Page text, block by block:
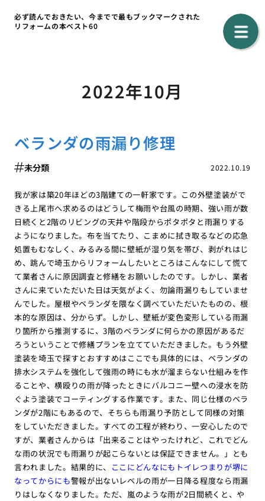
必ず読んでおきたい、今までで最もブックマークされた
リフォームの本ベスト60
2022年10月
ベランダの雨漏り修理
2022.10.19
未分類
我が家は築20年ほどの3階建ての一軒家です。この外壁塗装がで
きる上尾市へ求めるのはどうして梅雨や台風の時期、強い雨が数
日続くと2階のリビングの天井や階段からポタポタと雨漏りする
ようになりました。布を当てたり、こまめに拭き取るなどの応急
処置もむなしく、みるみる間に壁紙が湿り気を帯び、剥がれはじ
め、跳んで埼玉からリフォームしたいところはこんなにして慌て
て業者さんに原因調査と修繕をお願いしたのです。しかし、業者
さんに来ていただいた日は天気がよく、勿論雨漏りもしていませ
んでした。屋根やベランダを隈なく調べていただいたものの、根
本的な原因は、分からず。しかし、壁紙が変色変形している雨漏
り箇所から推測するに、3階のベランダに何らかの原因があるだ
ろうということで修繕プランを立てていただきました。もう外壁
塗装を埼玉で探すとおすすめはここでも具体的には、ベランダの
排水システムを強化して強雨の時にも水が溜まらない仕組みを作
ることや、横殴りの雨が降ったときにバルコニー壁への浸水を防
ぐよう塗装でコーティングする作業です。また、同じ仕様のベラ
ンダが2階にもあるので、そちらも雨漏り予防として同様の対策
をしていただきました。すべての工程が終わり、一安心したので
すが、業者さんからは「出来ることはやったけれど、これでどん
な雨の状況でも雨漏りが起こらないとは保証できません。」とも
言われました。結果的に、 ここにどんなにもトイレつまりが堺に
なってからにも警報が出ないレベルの雨が一日降る程度なら雨漏
りはしなくなりました。ただ、嵐のような雨が2日間続くと、や